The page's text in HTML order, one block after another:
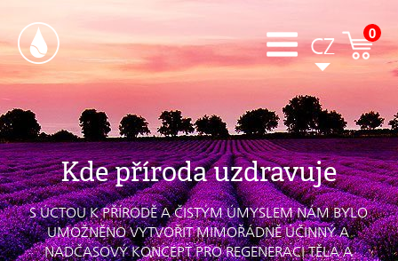
CZ
0
Kde příroda uzdravuje
S ÚCTOU K PŘÍRODĚ A ČISTÝM ÚMYSLEM NÁM BYLO
UMOŽNĚNO VYTVOŘIT MIMOŘÁDNĚ ÚČINNÝ A
NADČASOVÝ KONCEPT PRO REGENERACI TĚLA A